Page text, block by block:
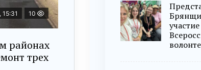
10
районах
трех